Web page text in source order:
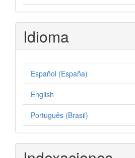
Idioma
Español (España)
English
Português (Brasil)